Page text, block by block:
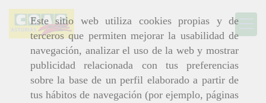
Este sitio web utiliza cookies propias y de
terceros que permiten mejorar la usabilidad de
navegación, analizar el uso de la web y mostrar
publicidad relacionada con tus preferencias
sobre la base de un perfil elaborado a partir de
tus hábitos de navegación (por ejemplo, páginas